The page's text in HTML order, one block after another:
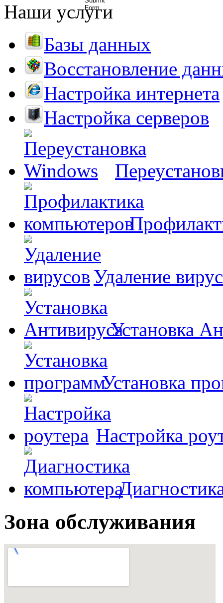
Наши услуги
Базы данных
Восстановление
Настройка интернета
Настройка серверов
Удаление
Установка
Установка
Настройка
Зона обслуживания